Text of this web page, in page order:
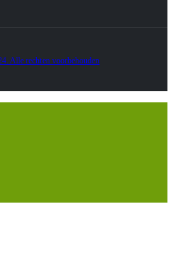
Alle rechten voorbehouden